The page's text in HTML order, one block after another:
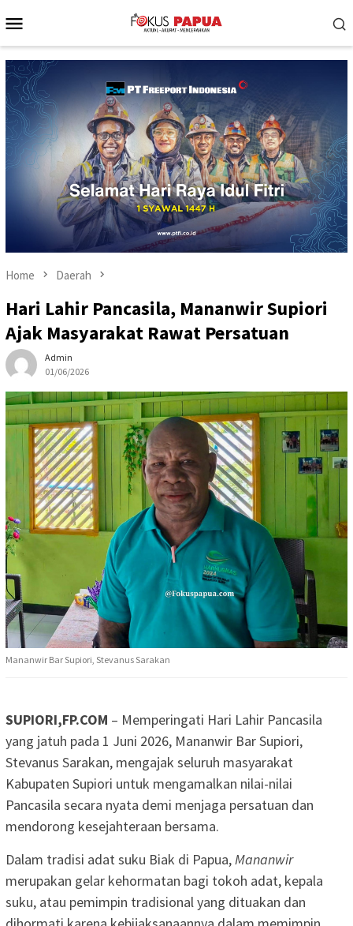
to
Menu
Home Daerah
Hari Lahir Pancasila, Mananwir Supiori
Ajak Masyarakat Rawat Persatuan
Admin
01/06/2026
Mananwir Bar Supiori, Stevanus Sarakan
SUPIORI,FP.COM – Memperingati Hari Lahir Pancasila
yang jatuh pada 1 Juni 2026, Mananwir Bar Supiori,
Stevanus Sarakan, mengajak seluruh masyarakat
Kabupaten Supiori untuk mengamalkan nilai-nilai
Pancasila secara nyata demi menjaga persatuan dan
mendorong kesejahteraan bersama.
Dalam tradisi adat suku Biak di Papua,Mananwir
merupakan gelar kehormatan bagi tokoh adat, kepala
suku, atau pemimpin tradisional yang dituakan dan